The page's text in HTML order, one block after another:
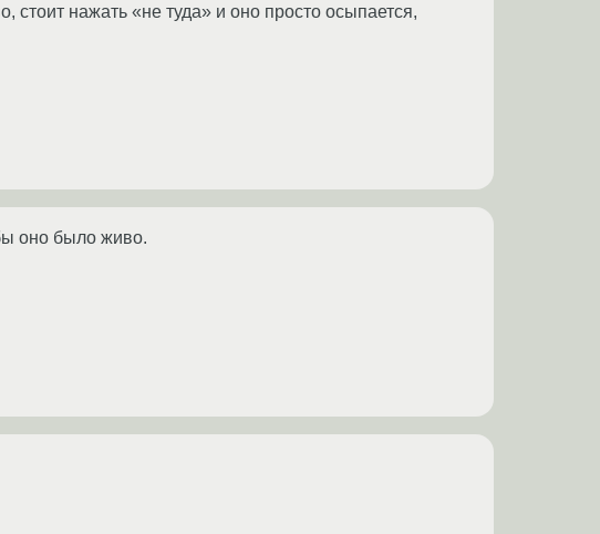
стоит нажать «не туда» и оно просто осыпается,
оно было живо.